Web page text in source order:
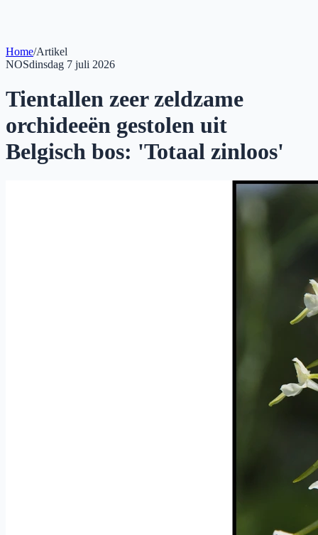
Home/Artikel
NOSdinsdag 7 juli 2026
Tientallen zeer zeldzame
orchideeën gestolen uit
Belgisch bos: 'Totaal zinloos'